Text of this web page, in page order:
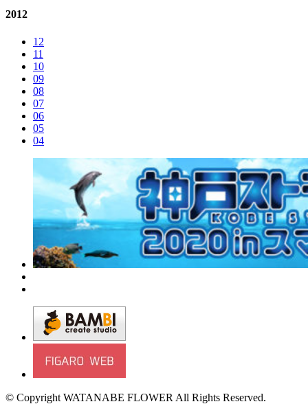
2012
12
11
10
09
08
07
06
05
04
© Copyright WATANABE FLOWER All Rights Reserved.